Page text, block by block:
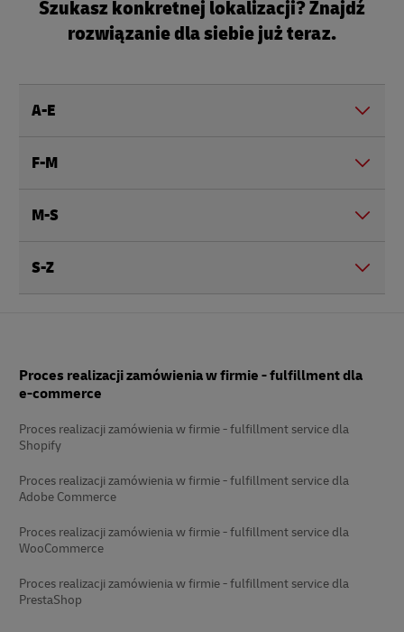
Szukasz konkretnej lokalizacji? Znajdź
rozwiązanie dla siebie już teraz.
A-E
F-M
M-S
S-Z
Proces realizacji zamówienia w firmie - fulfillment dla
e-commerce
Proces realizacji zamówienia w firmie - fulfillment service dla
Shopify
Proces realizacji zamówienia w firmie - fulfillment service dla
Adobe Commerce
Proces realizacji zamówienia w firmie - fulfillment service dla
WooCommerce
Proces realizacji zamówienia w firmie - fulfillment service dla
PrestaShop